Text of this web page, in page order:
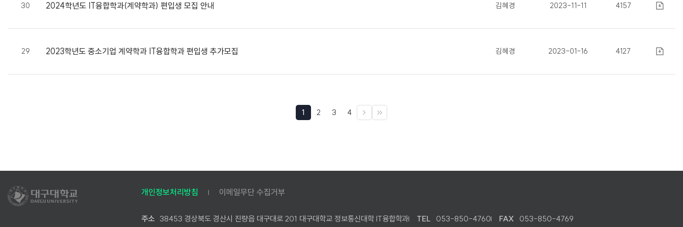
30 2024학년도 IT융합학과(계약학과) 편입생 모집 안내 김혜경 2023-11-11 4157
29 2023학년도 중소기업 계약학과 IT융합학과 편입생 추가모집 김혜경 2023-01-16 4127
1 2 3 4 다음 끝으로
개인정보처리방침 이메일무단 수집거부
주소 38453 경상북도 경산시 진량읍 대구대로 201 대구대학교 정보통신대학 IT융합학과 TEL 053-850-4760 FAX 053-850-4769